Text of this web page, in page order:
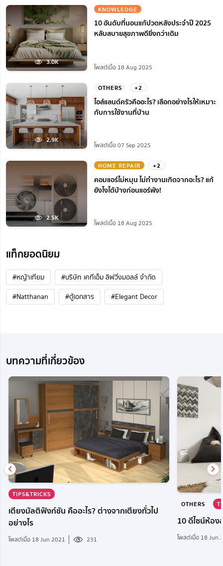
3.0K
KNOWLEDGE
10 อันดับที่นอนแก้ปวดหลังประจำปี 2025
หลับสบายสุขภาพดียิ่งกว่าเดิม
โพสต์เมื่อ 18 Aug 2025
2.9K
OTHERS +2
ไอส์แลนด์ครัวคืออะไร? เลือกอย่างไรให้เหมาะ
กับการใช้งานที่บ้าน
โพสต์เมื่อ 07 Sep 2025
2.5K
HOME REPAIR +2
คอมแอร์ไม่หมุน ไม่ทํางานเกิดจากอะไร? แก้
ยังไงได้บ้างก่อนแอร์พัง!
โพสต์เมื่อ 18 Aug 2025
แท็กยอดนิยม
#หญ้าเทียม
#บริษัท เคทีเอ็ม ลิฟวิ่งมอลล์ จำกัด
#Natthanan
#ตู้เอกสาร #Elegant Decor
บทความที่เกี่ยวข้อง
TIPS&TRICKS
เตียงมัลติฟังก์ชัน คืออะไร? ต่างจากเตียงทั่วไป
อย่างไร
โพสต์เมื่อ 18 Jun 2021 231
OTHERS
10 ดีไซน์ห้อง
โพสต์เมื่อ 18 Jun